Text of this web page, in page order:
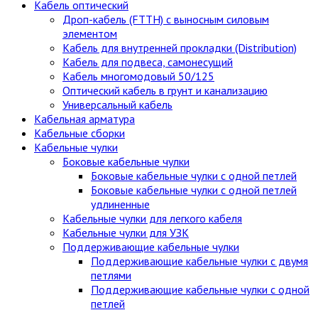
Кабель оптический
Дроп-кабель (FTTH) с выносным силовым
элементом
Кабель для внутренней прокладки (Distribution)
Кабель для подвеса, самонесущий
Кабель многомодовый 50/125
Оптический кабель в грунт и канализацию
Универсальный кабель
Кабельная арматура
Кабельные сборки
Кабельные чулки
Боковые кабельные чулки
Боковые кабельные чулки с одной петлей
Боковые кабельные чулки с одной петлей
удлиненные
Кабельные чулки для легкого кабеля
Кабельные чулки для УЗК
Поддерживающие кабельные чулки
Поддерживающие кабельные чулки с двумя
петлями
Поддерживающие кабельные чулки с одной
петлей